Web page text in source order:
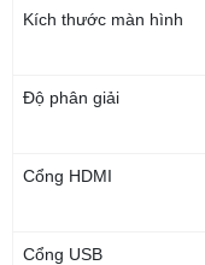
Kích thước màn hình
Độ phân giải
Cổng HDMI
Cổng USB